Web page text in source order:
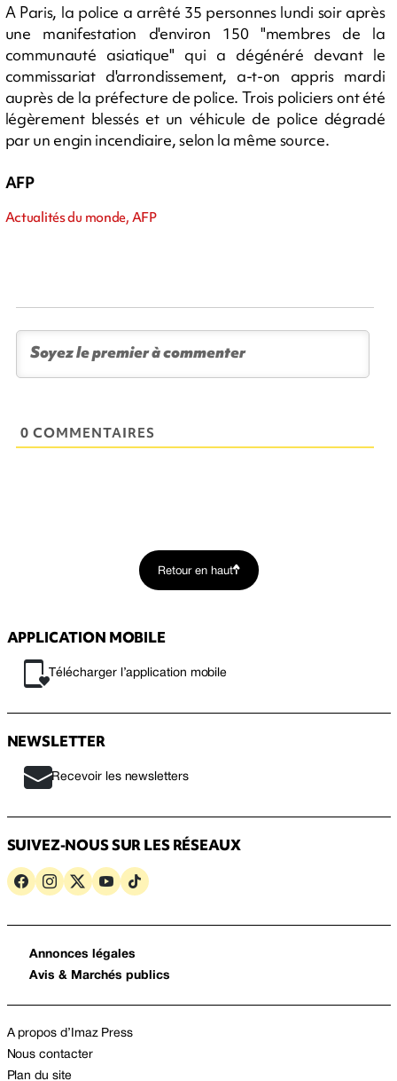
A Paris, la police a arrêté 35 personnes lundi soir après
une manifestation d'environ 150 "membres de la
communauté asiatique" qui a dégénéré devant le
commissariat d'arrondissement, a-t-on appris mardi
auprès de la préfecture de police. Trois policiers ont été
légèrement blessés et un véhicule de police dégradé
par un engin incendiaire, selon la même source.
AFP
Actualités du monde, AFP
0 COMMENTAIRES
Retour en haut
APPLICATION MOBILE
Télécharger l’application mobile
NEWSLETTER
Recevoir les newsletters
SUIVEZ-NOUS SUR LES RÉSEAUX
Annonces légales
Avis & Marchés publics
A propos d’Imaz Press
Nous contacter
Plan du site